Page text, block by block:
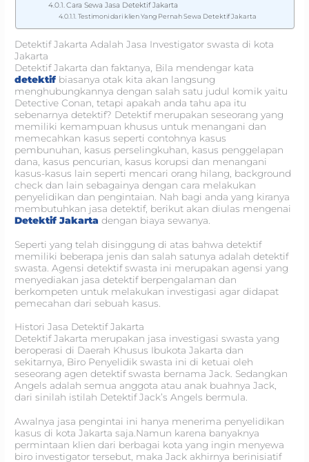
Cara Sewa Jasa Detektif Jakarta
Testimoni dari klien Yang Pernah Sewa Detektif Jakarta
Detektif Jakarta Adalah Jasa Investigator swasta di kota
Jakarta
Detektif Jakarta dan faktanya, Bila mendengar kata
detektif biasanya otak kita akan langsung
menghubungkannya dengan salah satu judul komik yaitu
Detective Conan, tetapi apakah anda tahu apa itu
sebenarnya detektif? Detektif merupakan seseorang yang
memiliki kemampuan khusus untuk menangani dan
memecahkan kasus seperti contohnya kasus
pembunuhan, kasus perselingkuhan, kasus penggelapan
dana, kasus pencurian, kasus korupsi dan menangani
kasus-kasus lain seperti mencari orang hilang, background
check dan lain sebagainya dengan cara melakukan
penyelidikan dan pengintaian. Nah bagi anda yang kiranya
membutuhkan jasa detektif, berikut akan diulas mengenai
Detektif Jakarta dengan biaya sewanya.
Seperti yang telah disinggung di atas bahwa detektif
memiliki beberapa jenis dan salah satunya adalah detektif
swasta. Agensi detektif swasta ini merupakan agensi yang
menyediakan jasa detektif berpengalaman dan
berkompeten untuk melakukan investigasi agar didapat
pemecahan dari sebuah kasus.
Histori Jasa Detektif Jakarta
Detektif Jakarta merupakan jasa investigasi swasta yang
beroperasi di Daerah Khusus Ibukota Jakarta dan
sekitarnya, Biro Penyelidik swasta ini di ketuai oleh
seseorang agen detektif swasta bernama Jack. Sedangkan
Angels adalah semua anggota atau anak buahnya Jack,
dari sinilah istilah Detektif Jack’s Angels bermula.
Awalnya jasa pengintai ini hanya menerima penyelidikan
kasus di kota Jakarta saja.Namun karena banyaknya
permintaan klien dari berbagai kota yang ingin menyewa
biro investigator tersebut, maka Jack akhirnya berinisiatif